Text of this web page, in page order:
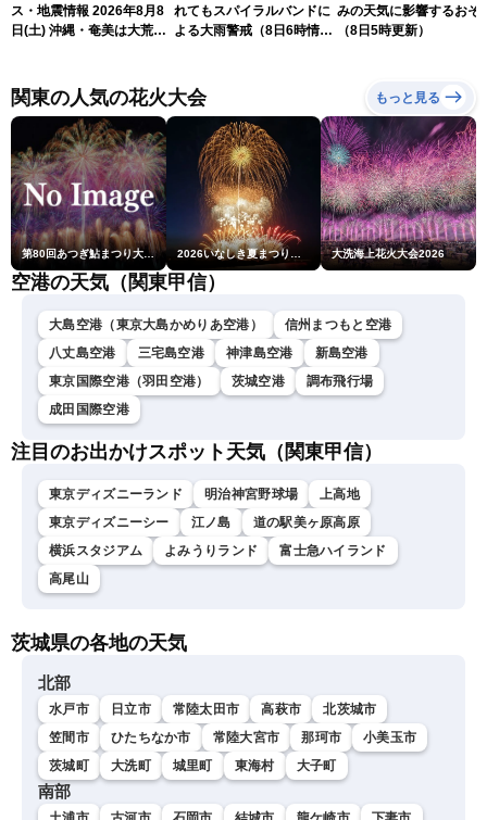
ス・地震情報 2026年8月8
日(土) 沖縄・奄美は大荒れ
ースLiVEサンシャイン・魚
住茉由／山口剛央〉
れてもスパイラルバンドに
よる大雨警戒（8日6時情
みの天気に影響するおそ
（8日5時更新）
関東の人気の花火大会 もっと見る
第80回あつぎ鮎まつり大花火大会 大洗海上花火大会2026
空港の天気（関東甲信）
大島空港（東京大島かめりあ空港）
信州まつもと空港
八丈島空港
三宅島空港 神津島空港
新島空港
東京国際空港（羽田空港）
茨城空港
調布飛行場
成田国際空港
注目のお出かけスポット天気（関東甲信）
東京ディズニーランド 明治神宮野球場
上高地
東京ディズニーシー
江ノ島
道の駅美ヶ原高原
横浜スタジアム
よみうりランド
富士急ハイランド
高尾山
茨城県の各地の天気
北部
水戸市 日立市 常陸太田市 高萩市
北茨城市
笠間市
ひたちなか市 常陸大宮市 那珂市
小美玉市
茨城町
大洗町 城里町 東海村 大子町
南部